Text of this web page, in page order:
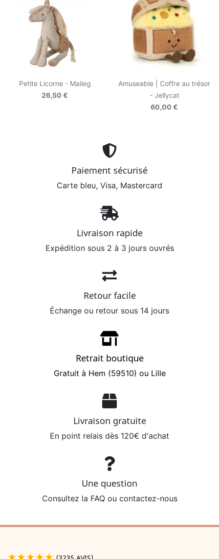
Petite Licorne - Maileg
26,50 €
Amuseable | Coffre au trésor
- Jellycat
60,00 €
Paiement sécurisé
Carte bleu, Visa, Mastercard
Livraison rapide
Expédition sous 2 à 3 jours ouvrés
Retour facile
Échange ou retour sous 14 jours
Retrait boutique
Gratuit à Hem (59510) ou Lille
Livraison gratuite
En point relais dès 120€ d'achat
Une question
Consultez la FAQ ou contactez-nous